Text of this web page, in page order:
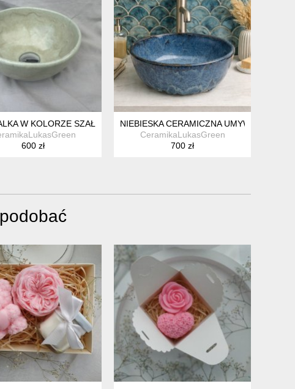
W KOLORZE SZAŁWIOW
600 zł
NIEBIESKA CERAMICZNA UMYWALKA
CeramikaLukasGreen
700 zł